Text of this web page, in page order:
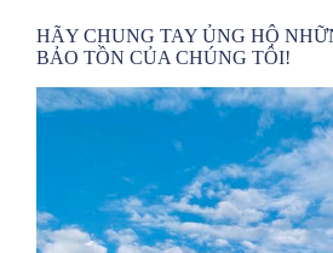
HÃY CHUNG TAY ỦNG HỘ
BẢO TỒN CỦA CHÚNG TÔI!